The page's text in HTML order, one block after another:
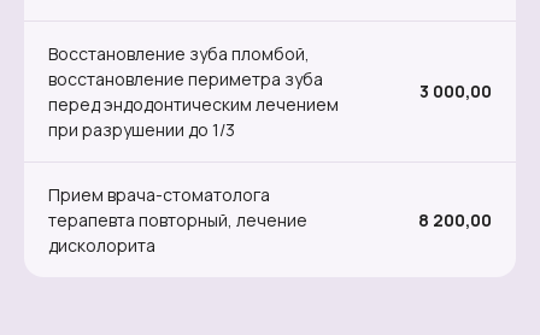
Восстановление зуба пломбой,
восстановление периметра зуба
перед эндодонтическим лечением
при разрушении до 1/3
3 000,00
Прием врача-стоматолога
терапевта повторный, лечение
дисколорита
8 200,00